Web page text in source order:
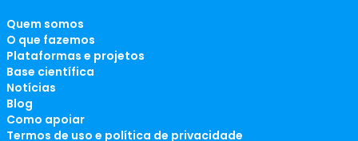
Quem somos
O que fazemos
Plataformas e projetos
Base científica
Notícias
Blog
Como apoiar
Termos de uso e política de privacidade